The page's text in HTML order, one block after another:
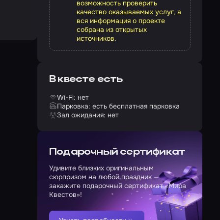
возможность проверить
качество оказываемых услуг, а
вся информация о проекте
собрана из открытых
источников.
В квесте есть
Wi-Fi: нет
Парковка: есть бесплатная парковка
Зал ожидания: нет
Подарочный сертификат
Удивите близких оригинальным
сюрпризом на любой праздник —
закажите подарочный сертификат «Мира
Квестов»!